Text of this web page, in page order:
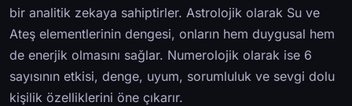
bir analitik zekaya sahiptirler. Astrolojik olarak Su ve
Ateş elementlerinin dengesi, onların hem duygusal hem
de enerjik olmasını sağlar. Numerolojik olarak ise 6
sayısının etkisi, denge, uyum, sorumluluk ve sevgi dolu
kişilik özelliklerini öne çıkarır.